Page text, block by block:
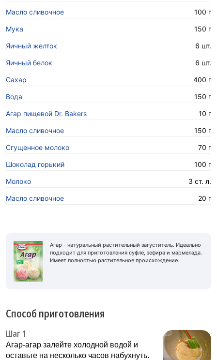
Масло сливочное 100 г
Мука 150 г
Яичный желток 6 шт.
Яичный белок 6 шт.
Сахар 400 г
Вода 150 г
Агар пищевой Dr. Bakers 10 г
Масло сливочное 150 г
Сгущенное молоко 70 г
Шоколад горький 100 г
Молоко 3 ст. л.
Масло сливочное 20 г
Агар - натуральный растительный загуститель. Идеально
подходит для приготовления суфле, зефира и мармелада.
Имеет полностью растительное происхождение.
Способ приготовления
Шаг 1
Агар-агар залейте холодной водой и
оставьте на несколько часов набухнуть.